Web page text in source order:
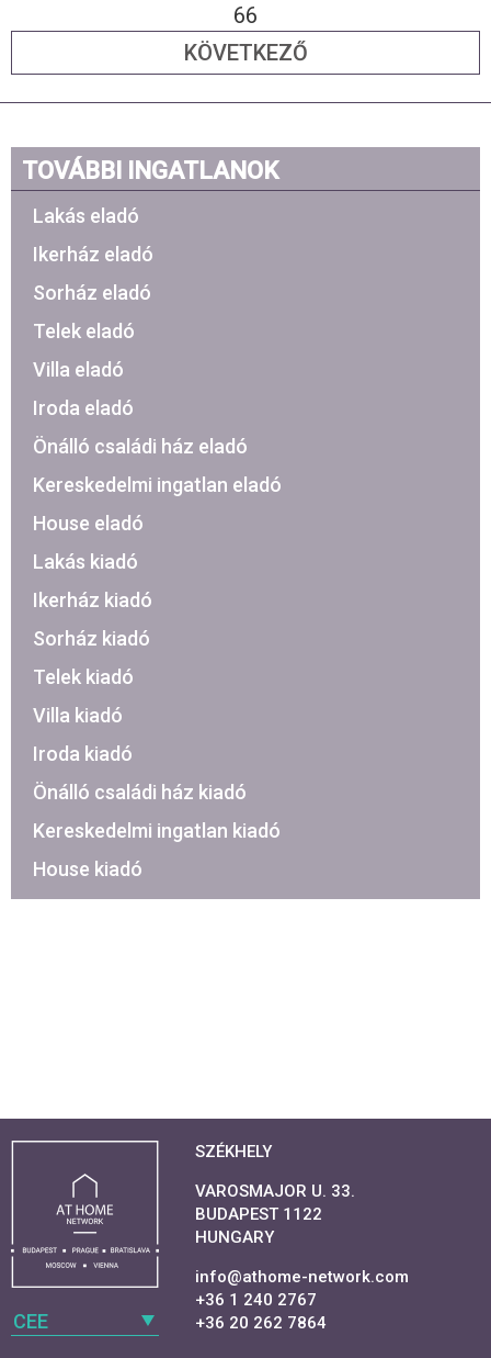
66
KÖVETKEZŐ
TOVÁBBI INGATLANOK
Lakás eladó
Ikerház eladó
Sorház eladó
Telek eladó
Villa eladó
Iroda eladó
Önálló családi ház eladó
Kereskedelmi ingatlan eladó
House eladó
Lakás kiadó
Ikerház kiadó
Sorház kiadó
Telek kiadó
Villa kiadó
Iroda kiadó
Önálló családi ház kiadó
Kereskedelmi ingatlan kiadó
House kiadó
CEE
SZÉKHELY
VAROSMAJOR U. 33.
BUDAPEST 1122
HUNGARY
info@athome-network.com
+36 1 240 2767
+36 20 262 7864